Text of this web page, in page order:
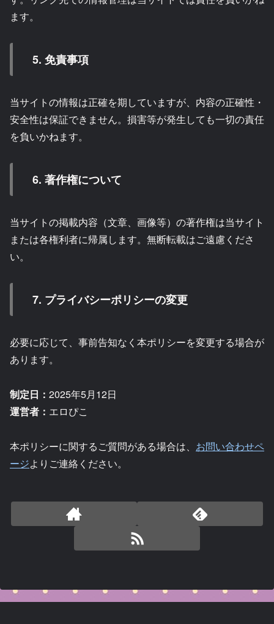
ます。
5. 免責事項
当サイトの情報は正確を期していますが、内容の正確性・
安全性は保証できません。損害等が発生しても一切の責任
を負いかねます。
6. 著作権について
当サイトの掲載内容（文章、画像等）の著作権は当サイト
または各権利者に帰属します。無断転載はご遠慮くださ
い。
7. プライバシーポリシーの変更
必要に応じて、事前告知なく本ポリシーを変更する場合が
あります。
制定日： 2025年5月12日
運営者： エロぴこ
本ポリシーに関するご質問がある場合は、 お問い合わせペ
ージよりご連絡ください。